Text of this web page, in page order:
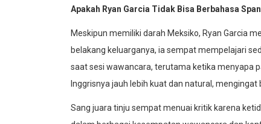
Apakah Ryan Garcia Tidak Bisa Berbahasa
Meskipun memiliki darah Meksiko, Ryan Garcia
belakang keluarganya, ia sempat mempelajari
saat sesi wawancara, terutama ketika menyapa
Inggrisnya jauh lebih kuat dan natural,
Sang juara tinju sempat menuai kritik karena